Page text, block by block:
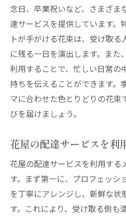
念日、卒業祝いなど、さまざま
達サービスを提供しています。
トが手がける花束は、受け取
に残る一日を演出します。また
利用することで、忙しい日常の
持ちを伝えることができます。
マに合わせた色とりどりの花束
びを届けましょう。
花屋の配達サービスを利
花屋の配達サービスを利用する
す。まず第一に、プロフェッシ
を丁寧にアレンジし、新鮮な状
す。これにより、受け取る側も